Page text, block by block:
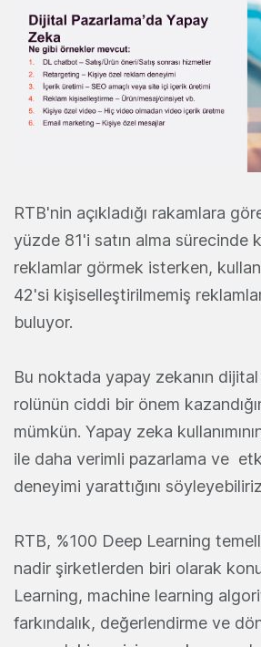
RTB'nin açıkladığı rakamlara
yüzde 81'i satın alma sürecinde
reklamlar görmek isterken,
42'si kişiselleştirilmemiş
buluyor.
Bu noktada yapay zekanın
rolünün ciddi bir önem
mümkün. Yapay zeka
ile daha verimli pazarlama ve
deneyimi yarattığını
RTB, %100 Deep Learning
nadir şirketlerden biri olarak
Learning, machine learning
farkındalık, değerlendirme ve